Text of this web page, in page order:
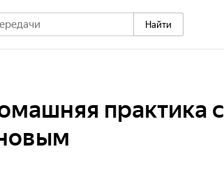
Найти
практика с